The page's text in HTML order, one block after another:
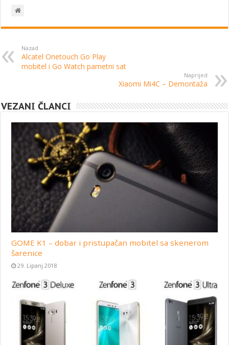
Nazad
Alcatel Onetouch Go Play
mobitel i Go Watch pametni sat
Naprijed
Xiaomi Mi4C – Demontaža
VEZANI ČLANCI
GOME K1 – dobar i pristupačan mobitel sa skenerom
šarenice
29. Lipanj 2018